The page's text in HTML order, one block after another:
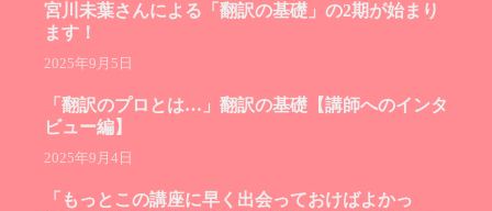
宮川未葉さんによる「翻訳の基礎」の2期が始まり
ます！
2025年9月5日
「翻訳のプロとは…」翻訳の基礎【講師へのインタ
ビュー編】
2025年9月4日
「もっとこの講座に早く出会っておけばよかっ